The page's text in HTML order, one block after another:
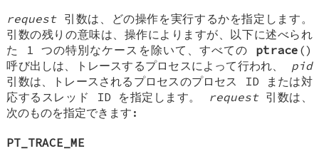
request引数は、どの操作を実行するかを指定します。
引数の残りの意味は、操作によりますが、以下に述べられ
た 1 つの特別なケースを除いて、すべての ptrace ()
呼び出しは、トレースするプロセスによって行われ、 pid
引数は、トレースされるプロセスのプロセス ID または対
応するスレッド ID を指定します。
request引数は、
次のものを指定できます:
PT_TRACE_ME